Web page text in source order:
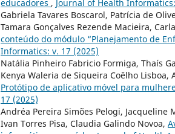
educadores , Journal of Health
Gabriela Tavares Boscarol, Patrícia de
Tamara Gonçalves Rezende Macieira,
conteúdo do módulo “Planejamento de
Informatics: v. 17 (2025)
Natália Pinheiro Fabricio Formiga, Thaís
Kenya Waleria de Siqueira Coêlho
Protótipo de aplicativo móvel para
17 (2025)
Andréa Pereira Simões Pelogi, Jacqueline
Ivan Torres Pisa, Claudia Galindo Novoa,